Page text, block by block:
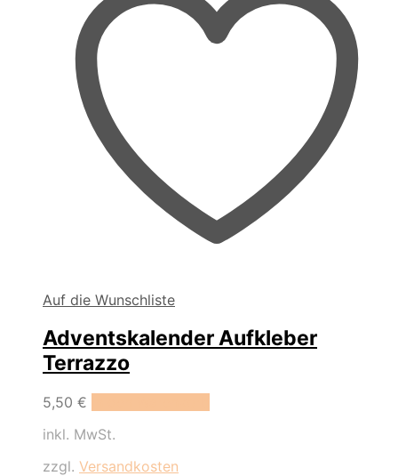
Auf die Wunschliste
Adventskalender Aufkleber
Terrazzo
5,50 €
inkl. MwSt.
zzgl. Versandkosten